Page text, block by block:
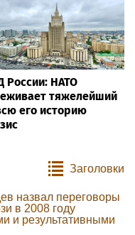
России: НАТО
тяжелейший
его историю
Заголовки
назвал переговоры
в 2008 году
и результативными